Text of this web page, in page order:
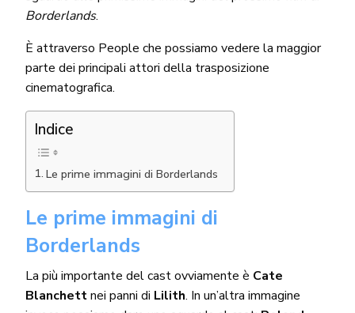
Borderlands.
È attraverso People che possiamo vedere la maggior
parte dei principali attori della trasposizione
cinematografica.
Indice
Le prime immagini di Borderlands
Le prime immagini di
Borderlands
La più importante del cast ovviamente è Cate
Blanchettnei panni di Lilith. In un’altra immagine